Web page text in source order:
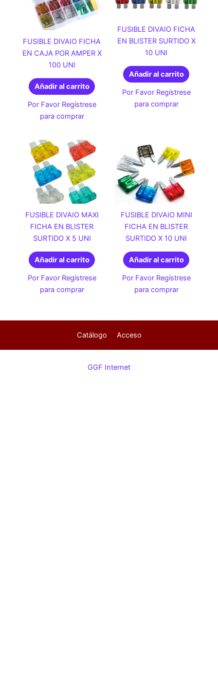
FUSIBLE DIVAIO FICHA
EN CAJA POR AMPER X
100 UNI
Añadir al carrito
Por Favor Regístrese
para comprar
FUSIBLE DIVAIO FICHA
EN BLISTER SURTIDO X
10 UNI
Añadir al carrito
Por Favor Regístrese
para comprar
FUSIBLE DIVAIO MAXI
FICHA EN BLISTER
SURTIDO X 5 UNI
Añadir al carrito
Por Favor Regístrese
para comprar
FUSIBLE DIVAIO MINI
FICHA EN BLISTER
SURTIDO X 10 UNI
Añadir al carrito
Por Favor Regístrese
para comprar
Catálogo Acceso
GGF Internet